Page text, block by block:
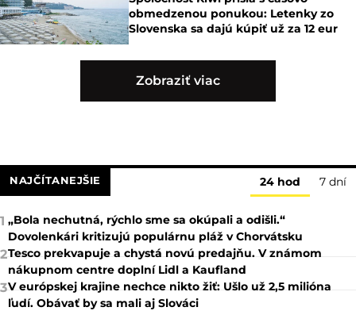
obmedzenou ponukou: Letenky zo
Slovenska sa dajú kúpiť už za 12 eur
Zobraziť viac
NAJČÍTANEJŠIE 24 hod 7 dní
1 „Bola nechutná, rýchlo sme sa okúpali a odišli.“
Dovolenkári kritizujú populárnu pláž v Chorvátsku
2Tesco prekvapuje a chystá novú predajňu. V známom
nákupnom centre doplní Lidl a Kaufland
3V európskej krajine nechce nikto žiť: Ušlo už 2,5 milióna
ľudí. Obávať by sa mali aj Slováci